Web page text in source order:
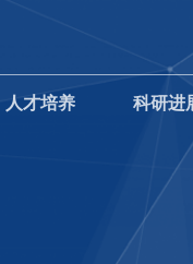
人才培养 科研进